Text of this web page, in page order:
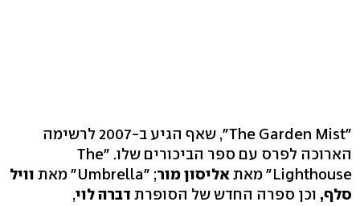
"The Garden Mist", שאף הגיע ב-2007 לרשימה
הארוכה לפרס עם ספר הביכורים שלו. "The
Lighthouse" מאת
אליסון מור; "Umbrella" מאת
וויל
סלף, וכן ספרה החדש של הסופרת דברה לוי,